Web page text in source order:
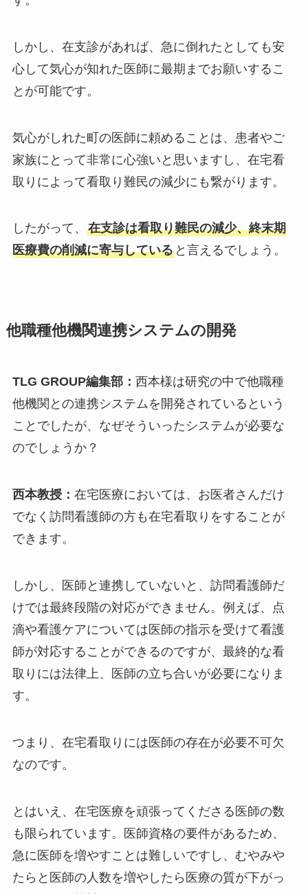
しかし、在支診があれば、急に倒れたとしても安
心して気心が知れた医師に最期までお願いするこ
とが可能です。
気心がしれた町の医師に頼めることは、患者やご
家族にとって非常に心強いと思いますし、在宅看
取りによって看取り難民の減少にも繋がります。
したがって、 在支診は看取り難民の減少、終末期
医療費の削減に寄与していると言えるでしょう。
他職種他機関連携システムの開発
TLG GROUP編集部： 西本様は研究の中で他職種
他機関との連携システムを開発されているという
ことでしたが、なぜそういったシステムが必要な
のでしょうか？
西本教授： 在宅医療においては、お医者さんだけ
でなく訪問看護師の方も在宅看取りをすることが
できます。
しかし、医師と連携していないと、訪問看護師だ
けでは最終段階の対応ができません。例えば、点
滴や看護ケアについては医師の指示を受けて看護
師が対応することができるのですが、最終的な看
取りには法律上、医師の立ち合いが必要になりま
す。
つまり、在宅看取りには医師の存在が必要不可欠
なのです。
とはいえ、在宅医療を頑張ってくださる医師の数
も限られています。医師資格の要件があるため、
急に医師を増やすことは難しいですし、むやみや
たらと医師の人数を増やしたら医療の質が下がっ